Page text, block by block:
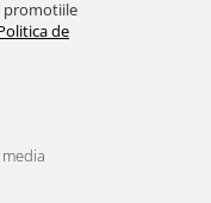
promotiile
de